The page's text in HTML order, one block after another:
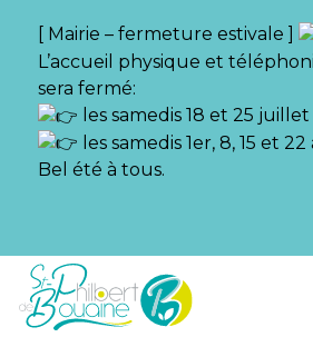
[ Mairie – fermeture estivale ]
L’accueil physique et
sera fermé:
les samedis 18 et 25 juillet
les samedis 1er, 8, 15 et
Bel été à tous.
Aller
Aller
contenu
Aller
pied